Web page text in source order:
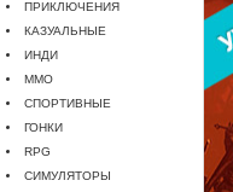
ПРИКЛЮЧЕНИЯ
КАЗУАЛЬНЫЕ
ИНДИ
MMO
СПОРТИВНЫЕ
ГОНКИ
RPG
СИМУЛЯТОРЫ